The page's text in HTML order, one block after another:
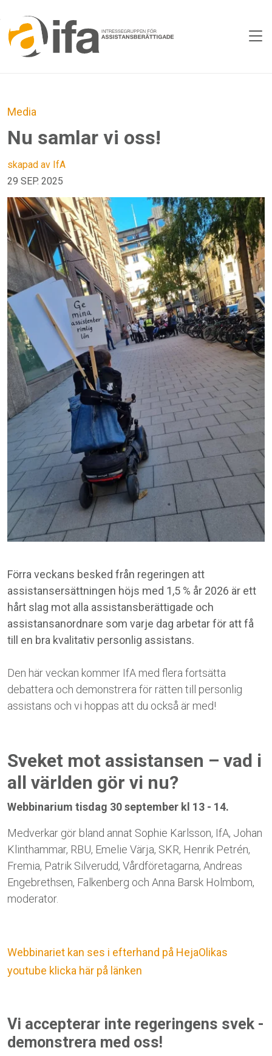
Skip to main content
Media
Nu samlar vi oss!
skapad av IfA
29 SEP. 2025
Förra veckans besked från regeringen att
assistansersättningen höjs med 1,5 % år 2026 är ett
hårt slag mot alla assistansberättigade och
assistansanordnare som varje dag arbetar för att få
till en bra kvalitativ personlig assistans.
Den här veckan kommer IfA med flera fortsätta
debattera och demonstrera för rätten till personlig
assistans och vi hoppas att du också är med!
Sveket mot assistansen – vad i
all världen gör vi nu?
Webbinarium tisdag 30 september kl 13 - 14.
Medverkar gör bland annat Sophie Karlsson, IfA, Johan
Klinthammar, RBU, Emelie Värja, SKR, Henrik Petrén,
Fremia, Patrik Silverudd, Vårdföretagarna, Andreas
Engebrethsen, Falkenberg och Anna Barsk Holmbom,
moderator.
Webbinariet kan ses i efterhand på HejaOlikas
youtube klicka här på länken
Vi accepterar inte regeringens svek -
demonstrera med oss!